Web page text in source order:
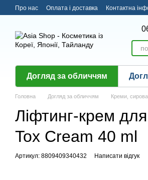
Перейти до основного контенту
Про нас Оплата і доставка Контактна
Догляд за обличчям
Головна Догляд за обличчям Креми,
Ліфтинг-крем
Tox Cream 40 ml
Артикул: 8809409340432 Написати відгук